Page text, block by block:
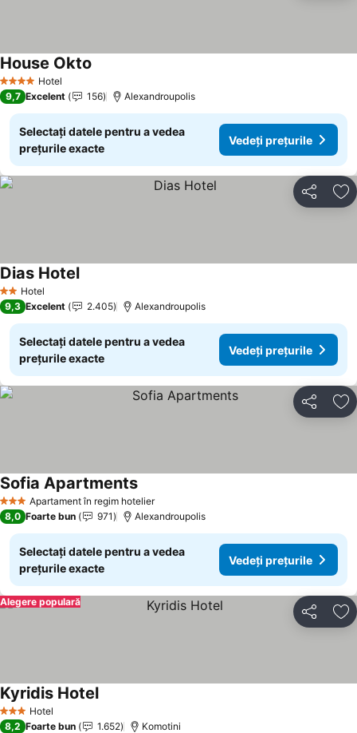
4 Stele Hotel
House Okto
9,7 Excelent 156 Alexandroupolis
Selectați datele pentru a vedea
prețurile exacte
Vedeți prețurile
Distribuiți
2 SteleHotel
Dias Hotel
9,3 Excelent 2.405 Alexandroupolis
Selectați datele pentru a vedea
prețurile exacte
Vedeți prețurile
Distribuiți
3 SteleApartament în regim hotelier
Sofia Apartments
8,0 Foarte bun 971 Alexandroupolis
Selectați datele pentru a vedea
prețurile exacte
Vedeți prețurile
Distribuiți
Alegere populară
3 SteleHotel
Kyridis Hotel
8,2 Foarte bun 1.652 Komotini